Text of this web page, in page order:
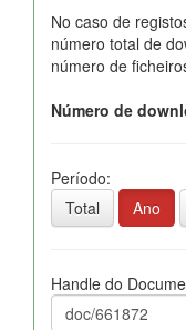
No caso de
número total de
número de
Número de
Período:
Total
Ano
Handle do